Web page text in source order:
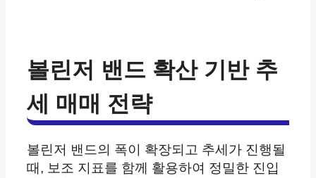
볼린저 밴드 확산 기반 추
세 매매 전략
볼린저 밴드의 폭이 확장되고 추세가 진행될
때, 보조 지표를 함께 활용하여 정밀한 진입